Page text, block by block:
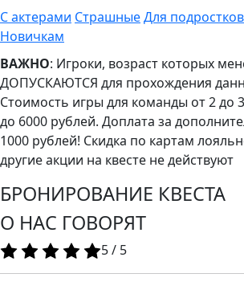
С актерами СтрашныеДля подростков
Новичкам
ВАЖНО: Игроки, возраст которых
ДОПУСКАЮТСЯ для прохождения
Стоимость игры для команды от 2 до
до 6000 рублей. Доплата за
1000 рублей! Скидка по картам
другие акции на квесте не действуют
БРОНИРОВАНИЕ КВЕСТА
О НАС ГОВОРЯТ
5/ 5